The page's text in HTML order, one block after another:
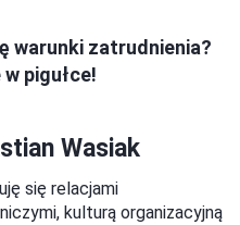
warunki zatrudnienia?
pigułce!
Wasiak
się relacjami
kulturą organizacyjną